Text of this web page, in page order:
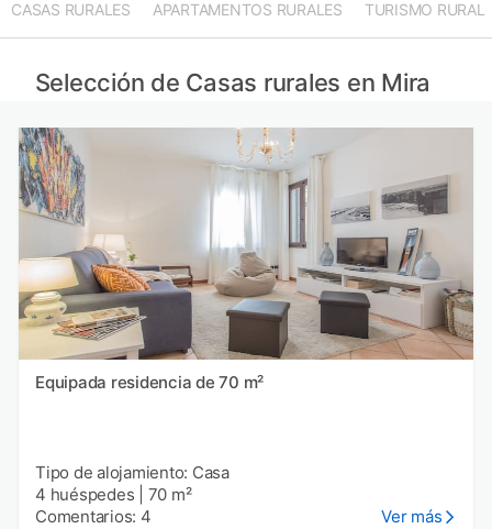
CASAS RURALES APARTAMENTOS RURALES TURISMO RURAL
Selección de Casas rurales en Mira
Equipada residencia de 70 m²
Tipo de alojamiento: Casa
4 huéspedes
70 m²
Comentarios: 4
Ver más